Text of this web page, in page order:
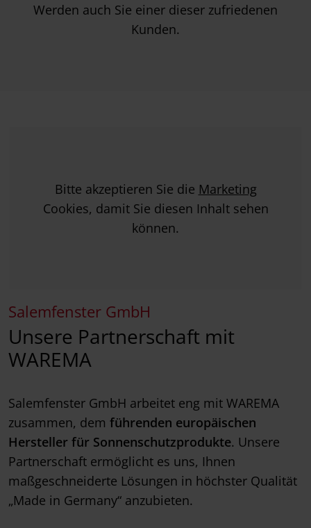
Werden auch Sie einer dieser zufriedenen
Kunden.
Bitte akzeptieren Sie die Marketing
Cookies, damit Sie diesen Inhalt sehen
können.
Salemfenster GmbH
Unsere Partnerschaft mit
WAREMA
Salemfenster GmbH arbeitet eng mit WAREMA
zusammen, dem führenden europäischen
Hersteller für Sonnenschutzprodukte. Unsere
Partnerschaft ermöglicht es uns, Ihnen
maßgeschneiderte Lösungen in höchster Qualität
„Made in Germany“ anzubieten.